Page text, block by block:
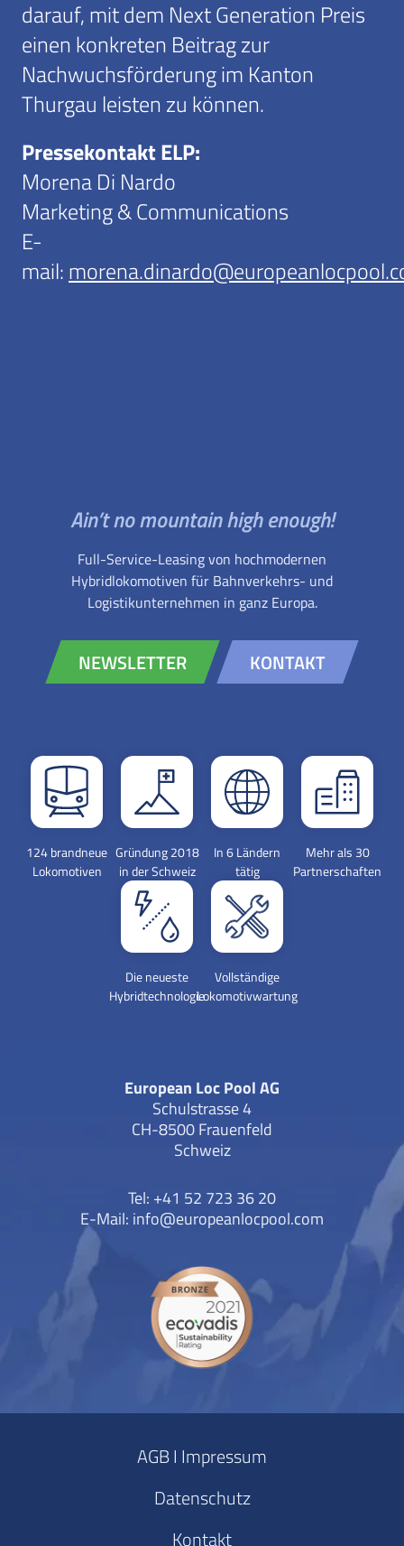
darauf, mit dem Next Generation Preis
einen konkreten Beitrag zur
Nachwuchsförderung im Kanton
Thurgau leisten zu können.
Pressekontakt ELP:
Morena Di Nardo
Marketing & Communications
E-
mail:
Ain’t no mountain high enough!
Full-Service-Leasing von hochmodernen
Hybridlokomotiven für Bahnverkehrs- und
Logistikunternehmen in ganz Europa.
NEWSLETTER KONTAKT
124 brandneue
Lokomotiven
Gründung 2018
in der Schweiz
In 6 Ländern
tätig
Mehr als 30
Partnerschaften
Die neueste
Hybridtechnologie
Vollständige
Lokomotivwartung
European Loc Pool AG
Schulstrasse 4
CH-8500 Frauenfeld
Schweiz
Tel: +41 52 723 36 20
E-Mail: info@europeanlocpool.com
AGB I Impressum
Datenschutz
Kontakt